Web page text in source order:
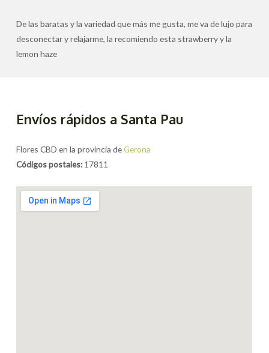
De las baratas y la variedad que más me gusta, me va de lujo para
desconectar y relajarme, la recomiendo esta strawberry y la
lemon haze
Envíos rápidos a Santa Pau
Flores CBD en la provincia deGerona
Códigos postales: 17811